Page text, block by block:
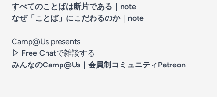
すべてのことばは断片である ｜note
なぜ「ことば」にこだわるのか｜note
Camp@Us presents
▷ Free Chatで雑談する
みんなのCamp@Us ｜会員制コミュニティPatreon